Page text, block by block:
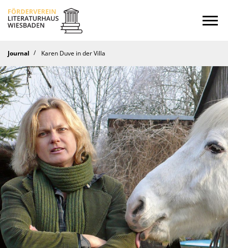
Startseite
Kalender
Journal
Ins Offene
Literaturforum
Hören
Stipendium
Verein
Journal Karen Duve in der Villa